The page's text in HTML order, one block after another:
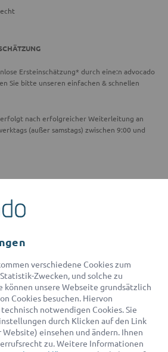
Ersteinschätzung* durch eine:n advocado
Sie bitte unseren einfachen & schnellen
nach erfolgreicher Weiterleitung an
(außer samstags) zwischen 9:00 und
8:00 bis 17:00 Uhr für Sie erreichbar.
online den passenden Rechtsanwalt finden
verschiedene Cookies zum
Zwecken, und solche zu
können unsere Webseite grundsätzlich
Cookies besuchen. Hiervon
notwendigen Cookies. Sie
durch Klicken auf den Link
Website) einsehen und ändern. Ihnen
zu. Weitere Informationen